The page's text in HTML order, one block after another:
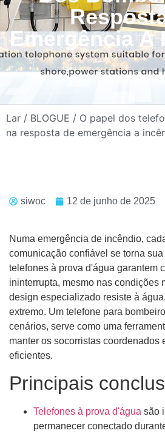
Emergência A
Lar / BLOGUE / O papel dos
na resposta de emergência a
siwoc 12 de junho de 2025
Numa emergência de incêndio,
comunicação confiável se torna
telefones à prova d'água garantem
ininterrupta, mesmo nas condições
design especializado resiste à
extremo. Um telefone para
cenários, serve como uma
manter os socorristas coordenados
eficientes.
Principais
Telefones à prova d'água são
permanecer conectado